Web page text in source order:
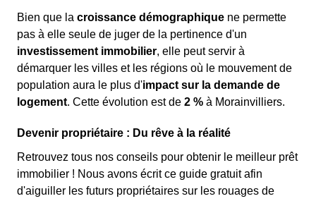
Bien que la croissance démographique ne permette
pas à elle seule de juger de la pertinence d'un
investissement immobilier, elle peut servir à
démarquer les villes et les régions où le mouvement de
population aura le plus d'impact sur la demande de
logement. Cette évolution est de 2 % à Morainvilliers.
Devenir propriétaire : Du rêve à la réalité
Retrouvez tous nos conseils pour obtenir le meilleur prêt
immobilier ! Nous avons écrit ce guide gratuit afin
d'aiguiller les futurs propriétaires sur les rouages de